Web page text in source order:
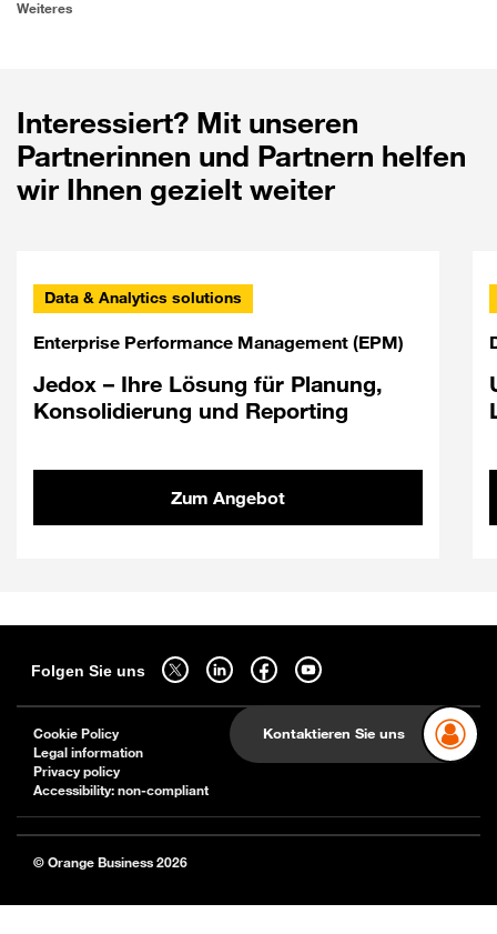
Weiteres
Interessiert? Mit unseren
Partnerinnen und Partnern helfen
wir Ihnen gezielt weiter
Data & Analytics solutions
Enterprise Performance Management (EPM)
Jedox – Ihre Lösung für Planung,
Konsolidierung und Reporting
Zum Angebot
Kontaktieren Sie uns
Folgen Sie uns
Folgen Sie uns auf twitter - wird in einem neuen Tab geöffnet
Folgen Sie uns auf linkedin - wird in einem neuen Tab
Folgen Sie uns auf facebook - wird in einem
Folgen Sie uns auf youtube - wird in
Cookie Policy
Legal information
Privacy policy
Accessibility: non-compliant
© Orange Business 2026